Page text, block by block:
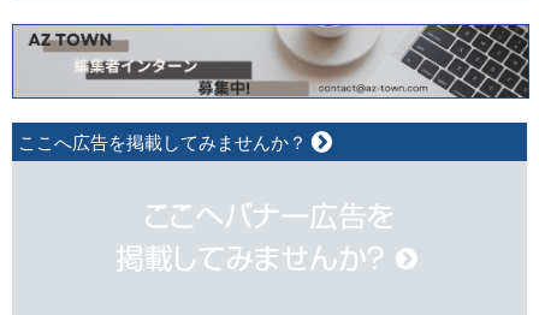
ここへ広告を掲載してみませんか？